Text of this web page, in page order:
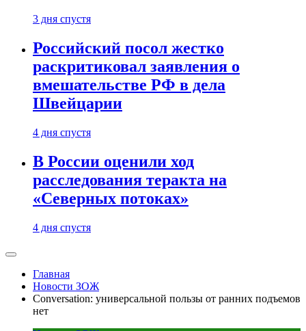
3 дня спустя
Российский посол жестко
раскритиковал заявления о
вмешательстве РФ в дела
Швейцарии
4 дня спустя
В России оценили ход
расследования теракта на
«Северных потоках»
4 дня спустя
Главная
Новости ЗОЖ
Conversation: универсальной пользы от ранних подъемов
нет